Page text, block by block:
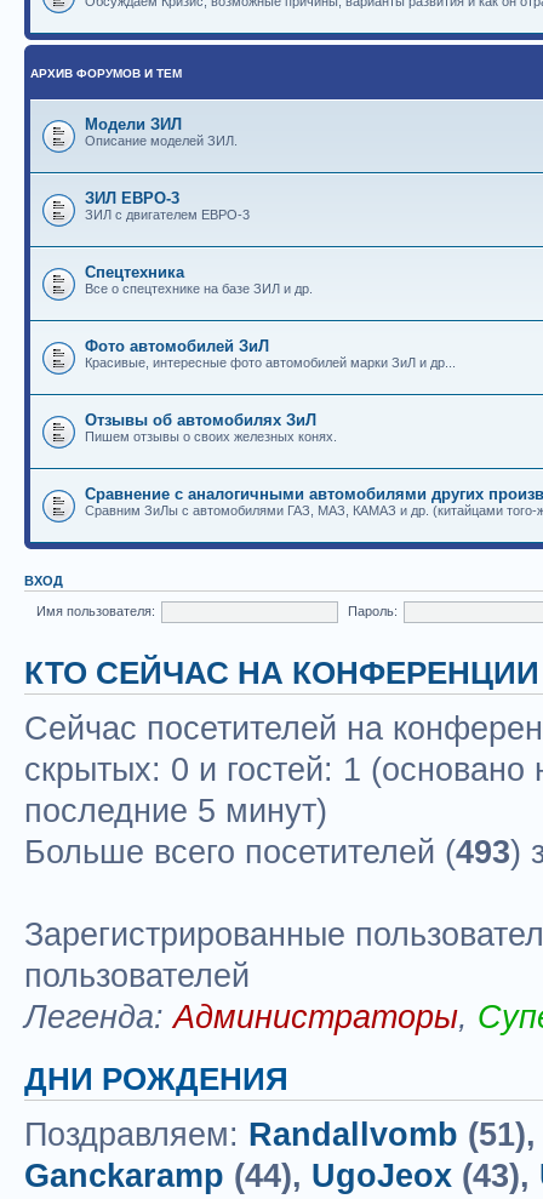
АРХИВ ФОРУМОВ И ТЕМ
Модели ЗИЛ
Описание моделей ЗИЛ.
ЗИЛ ЕВРО-3
ЗИЛ с двигателем ЕВРО-3
Спецтехника
Все о спецтехнике на базе ЗИЛ и др.
Фото автомобилей ЗиЛ
Красивые, интересные фото автомобилей марки ЗиЛ и др...
Отзывы об автомобилях ЗиЛ
Пишем отзывы о своих железных конях.
Сравнение с аналогичными автомобилями других
Сравним ЗиЛы с автомобилями ГАЗ, МАЗ, КАМАЗ и др. (китайцами того-
ВХОД
Имя пользователя: Пароль:
КТО СЕЙЧАС НА КОНФЕРЕНЦИИ
Сейчас посетителей на
скрытых: 0 и гостей: 1 (основано
последние 5 минут)
Больше всего посетителей (493)
Зарегистрированные
пользователей
Легенда:Администраторы,
ДНИ РОЖДЕНИЯ
Поздравляем: Randallvomb
Ganckaramp (44), UgoJeox (43),